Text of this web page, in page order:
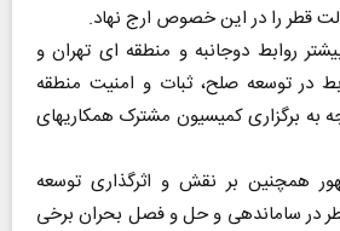
قطر را در این خصوص ارج نهاد.
روابط دوجانبه و منطقه ای تهران و
در توسعه صلح، ثبات و امنیت منطقه
به برگزاری کمیسیون مشترک همکاریهای
همچنین بر نقش و اثرگذاری توسعه
در ساماندهی و حل و فصل بحران برخی